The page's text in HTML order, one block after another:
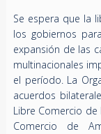
Se espera que la
los gobiernos
expansión de las
multinacionales
el período. La
acuerdos
Libre Comercio de
Comercio de